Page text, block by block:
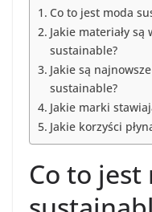
Co to jest moda
Jakie materiały
sustainable?
Jakie są
sustainable?
Jakie marki
Jakie korzyści
Co to jest